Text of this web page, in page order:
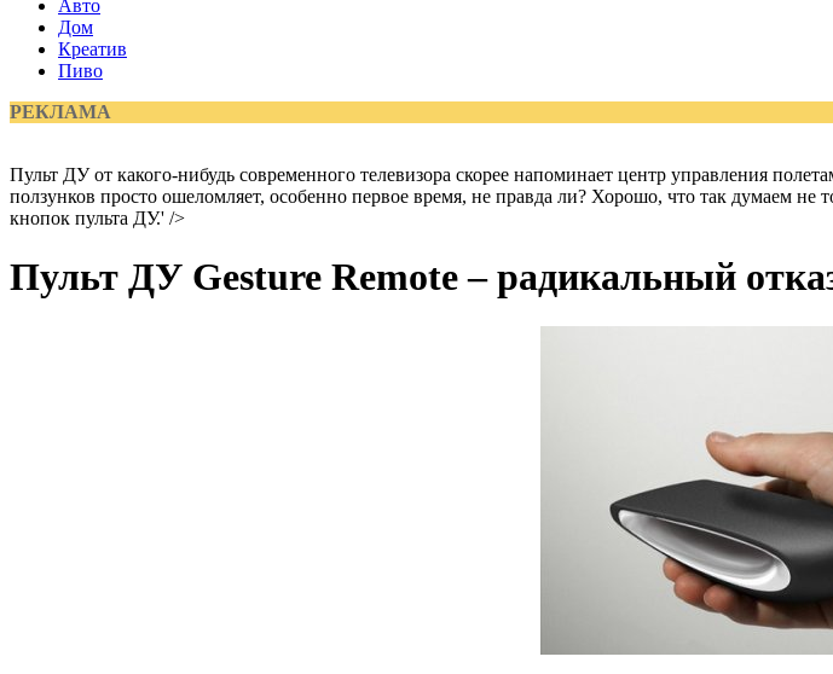
Авто
Дом
Креатив
Пиво
РЕКЛАМА
Пульт ДУ от какого-нибудь современного телевизора скорее напоминает центр управления
ползунков просто ошеломляет, особенно первое время, не правда ли? Хорошо, что так думаем не
кнопок пульта ДУ.' />
Пульт ДУ Gesture Remote – радикальный